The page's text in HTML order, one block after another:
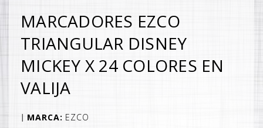
MARCADORES EZCO
TRIANGULAR DISNEY
MICKEY X 24 COLORES EN
VALIJA
MARCA: EZCO